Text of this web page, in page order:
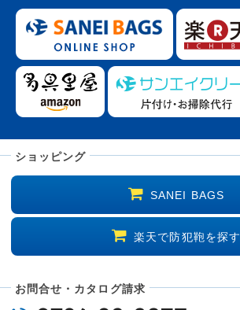
ショッピング
SANEI BAGS
楽天で防犯鞄を探す
お問合せ・カタログ請求